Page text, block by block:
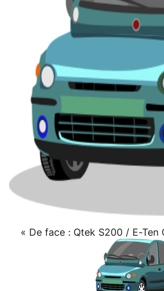
« De face : Qtek S200 / E-Ten